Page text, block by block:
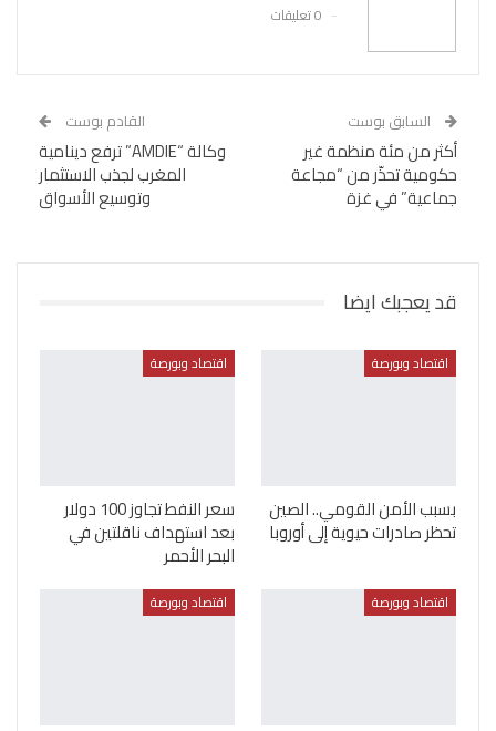
0 تعليقات
السابق بوست
أكثر من مئة منظمة غير
حكومية تحذّر من “مجاعة
جماعية” في غزة
القادم بوست
وكالة “AMDIE” ترفع دينامية
المغرب لجذب الاستثمار
وتوسيع الأسواق
قد يعجبك ايضا
اقتصاد وبورصة
بسبب الأمن القومي.. الصين
تحظر صادرات حيوية إلى أوروبا
اقتصاد وبورصة
سعر النفط تجاوز 100 دولار
بعد استهداف ناقلتين في
البحر الأحمر
اقتصاد وبورصة اقتصاد وبورصة